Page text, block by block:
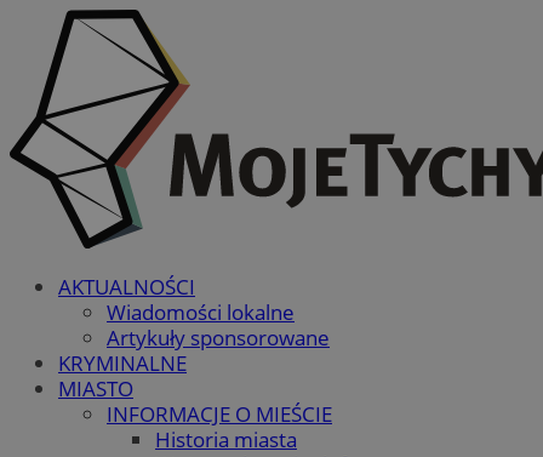
AKTUALNOŚCI
Wiadomości lokalne
Artykuły sponsorowane
KRYMINALNE
MIASTO
INFORMACJE O MIEŚCIE
Historia miasta